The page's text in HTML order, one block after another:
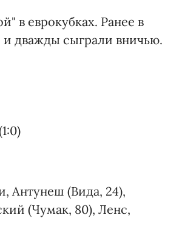
в еврокубках. Ранее в
и дважды сыграли вничью.
Антунеш (Вида, 24),
(Чумак, 80), Ленс,